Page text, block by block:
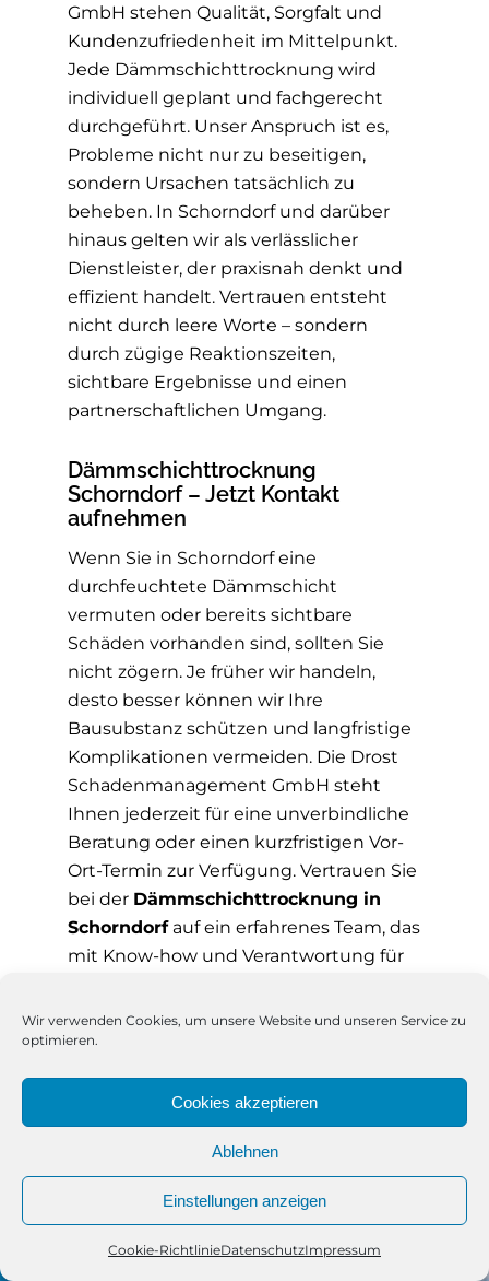
Wir verwenden Cookies, um unsere Website und unseren Service zu
optimieren.
Cookies akzeptieren
Ablehnen
Einstellungen anzeigen
Cookie-RichtlinieDatenschutzImpressum
GmbH stehen Qualität, Sorgfalt und
Kundenzufriedenheit im Mittelpunkt.
Jede Dämmschichttrocknung wird
individuell geplant und fachgerecht
durchgeführt. Unser Anspruch ist es,
Probleme nicht nur zu beseitigen,
sondern Ursachen tatsächlich zu
beheben. In Schorndorf und darüber
hinaus gelten wir als verlässlicher
Dienstleister, der praxisnah denkt und
effizient handelt. Vertrauen entsteht
nicht durch leere Worte – sondern
durch zügige Reaktionszeiten,
sichtbare Ergebnisse und einen
partnerschaftlichen Umgang.
Dämmschichttrocknung
Schorndorf – Jetzt Kontakt
aufnehmen
Wenn Sie in Schorndorf eine
durchfeuchtete Dämmschicht
vermuten oder bereits sichtbare
Schäden vorhanden sind, sollten Sie
nicht zögern. Je früher wir handeln,
desto besser können wir Ihre
Bausubstanz schützen und langfristige
Komplikationen vermeiden. Die Drost
Schadenmanagement GmbH steht
Ihnen jederzeit für eine unverbindliche
Beratung oder einen kurzfristigen Vor-
Ort-Termin zur Verfügung. Vertrauen Sie
bei der Dämmschichttrocknung in
Schorndorfauf ein erfahrenes Team, das
mit Know-how und Verantwortung für
Telefon Kontakt WhatsApp